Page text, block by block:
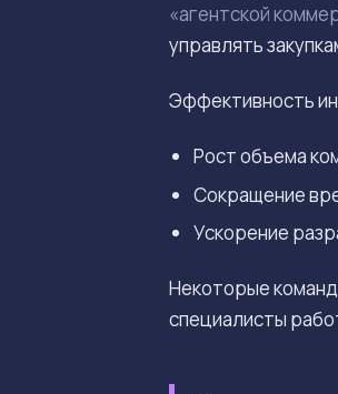
«агентской
управлять
Эффективность
Рост объема
Сокращение
Ускорение
Некоторые
специалисты